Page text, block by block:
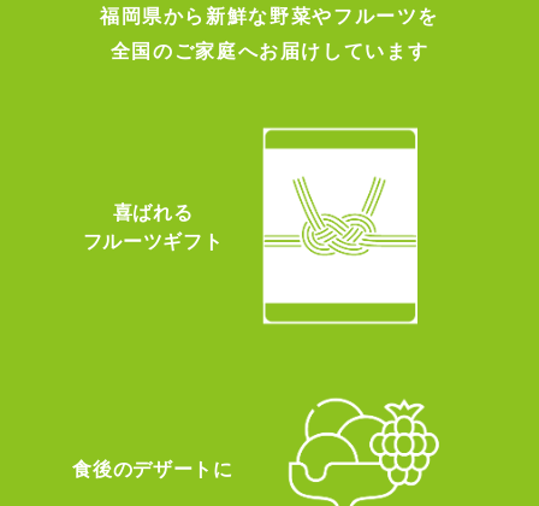
福岡県から新鮮な野菜やフルーツを
全国のご家庭へお届けしています
喜ばれる
フルーツギフト
食後のデザートに